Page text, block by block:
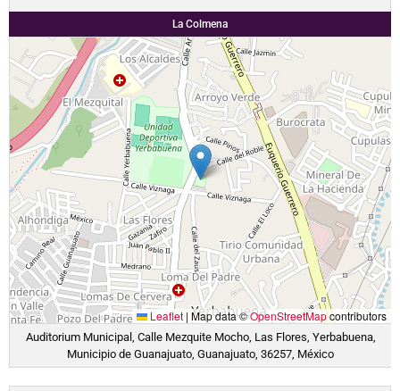
La Colmena
Leaflet | Map data ©OpenStreetMapcontributors
Auditorium Municipal, Calle Mezquite Mocho, Las Flores, Yerbabuena,
Municipio de Guanajuato, Guanajuato, 36257, México